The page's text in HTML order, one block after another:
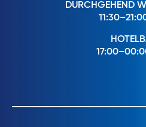
DURCHGEHEND